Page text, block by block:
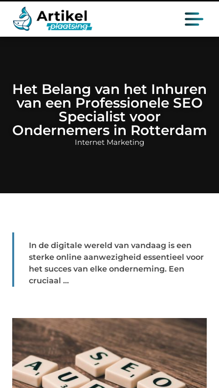
Het Belang van het Inhuren
van een Professionele SEO
Specialist voor
Ondernemers in Rotterdam
Internet Marketing
In de digitale wereld van vandaag is een
sterke online aanwezigheid essentieel voor
het succes van elke onderneming. Een
cruciaal ...